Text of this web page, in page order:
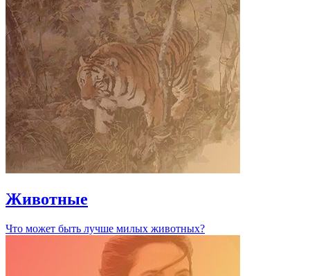
Животные
Что может быть лучше милых животных?